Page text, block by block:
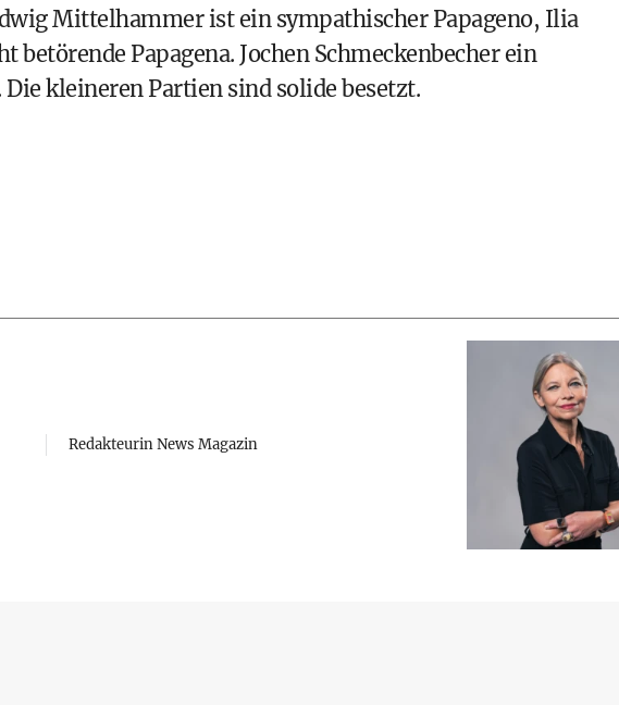
Mittelhammer ist ein sympathischer Papageno, Ilia
betörende Papagena. Jochen Schmeckenbecher ein
kleineren Partien sind solide besetzt.
Redakteurin News Magazin